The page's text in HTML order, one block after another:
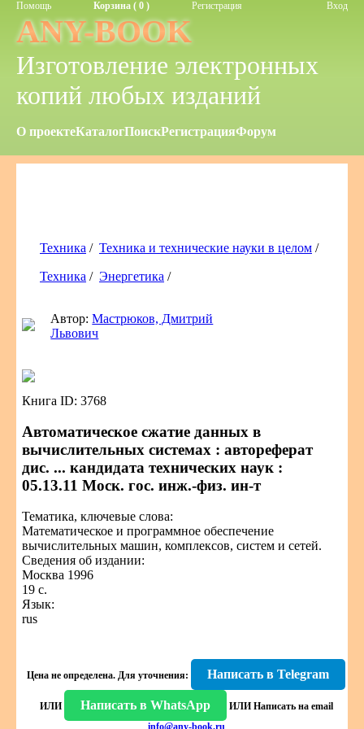
Помощь Корзина ( 0 ) Регистрация Вход
ANY-BOOK
Изготовление электронных
копий любых изданий
О проектеКаталогПоискРегистрацияФорум
Техника / Техника и технические науки в целом /
Техника / Энергетика /
Автор:Мастрюков, Дмитрий
Львович
Книга ID: 3768
Автоматическое сжатие данных в
вычислительных системах : автореферат
дис. ... кандидата технических наук :
05.13.11 Моск. гос. инж.-физ. ин-т
Тематика, ключевые слова:
Математическое и программное обеспечение
вычислительных машин, комплексов, систем и сетей.
Сведения об издании:
Москва 1996
19 с.
Язык:
rus
Цена не определена. Для уточнения: Написать в Telegram
ИЛИ Написать в WhatsApp ИЛИ Написать на email
info@any-book.ru